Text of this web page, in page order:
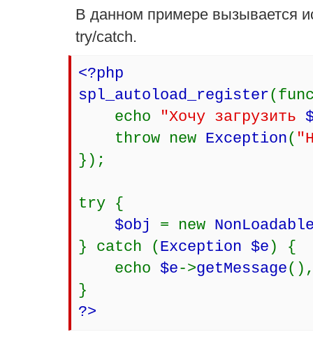
В данном примере вызывается
try/catch.
<?php
spl_autoload_register
echo
"Хочу загрузить
throw new Exception(
});
try {
$obj = new
} catch ( Exception $e ) {
echo $e->getMessage
}
?>